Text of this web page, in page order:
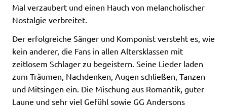
Mal verzaubert und einen Hauch von melancholischer
Nostalgie verbreitet.
Der erfolgreiche Sänger und Komponist versteht es, wie
kein anderer, die Fans in allen Altersklassen mit
zeitlosem Schlager zu begeistern. Seine Lieder laden
zum Träumen, Nachdenken, Augen schließen, Tanzen
und Mitsingen ein. Die Mischung aus Romantik, guter
Laune und sehr viel Gefühl sowie GG Andersons